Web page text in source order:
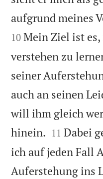
aufgrund meines
10 Mein Ziel ist
verstehen zu
seiner
auch an seinen
will ihm gleich
hinein. 

11 Dabei
ich auf jeden Fall
Auferstehung ins